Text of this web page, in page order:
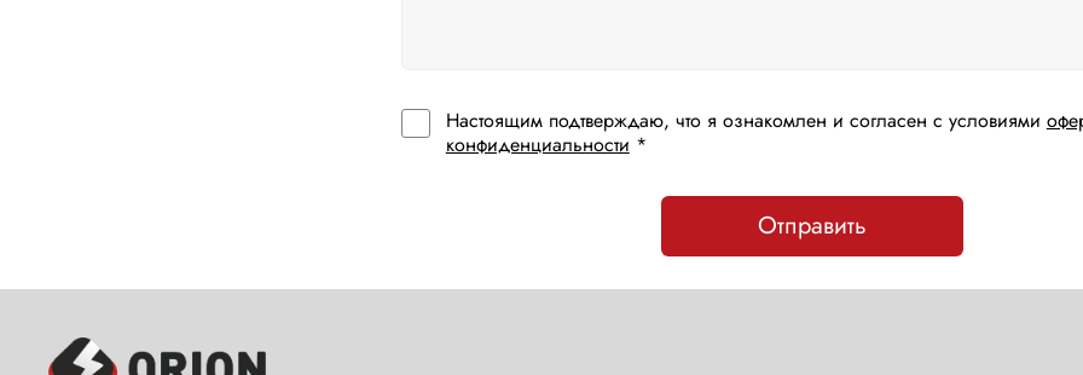
Настоящим подтверждаю, что я ознакомлен и согласен с условиями
конфиденциальности *
Отправить